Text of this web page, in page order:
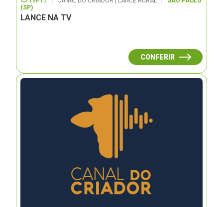
(SP)
LANCE NA TV
CONFERIR